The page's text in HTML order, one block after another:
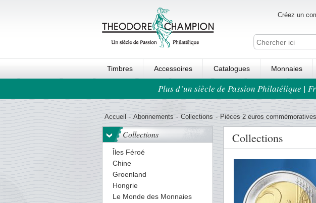
Créez un
Timbres Accessoires Catalogues Monnaies
Ordre au panierPlus d’un siècle de Passion Philatélique |
Accueil - Abonnements - Collections - Pièces 2 euros commémoratives
Collections
Îles Féroé
Chine
Groenland
Hongrie
Le Monde des Monnaies
Collections